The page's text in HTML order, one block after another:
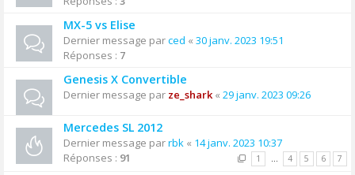
MX-5 vs Elise
Dernier message parced « 30 janv. 2023 19:51
Réponses : 7
Genesis X Convertible
Dernier message par ze_shark« 29 janv. 2023 09:26
Mercedes SL 2012
Dernier message parrbk « 14 janv. 2023 10:37
Réponses : 91 1 … 4 5 6 7